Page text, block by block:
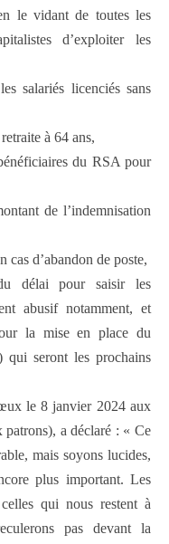
le vidant de toutes les
d’exploiter les
salariés licenciés sans
à 64 ans,
du RSA pour
de l’indemnisation
cas d’abandon de poste,
délai pour saisir les
abusif notamment, et
la mise en place du
qui seront les prochains
le 8 janvier 2024 aux
patrons), a déclaré : « Ce
mais soyons lucides,
plus important. Les
qui nous restent à
pas devant la